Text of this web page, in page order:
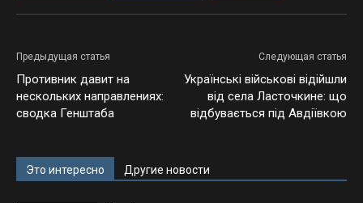
Предыдущая статья
Противник давит на
нескольких направлениях:
сводка Генштаба
Следующая статья
Українські військові відійшли
від села Ласточкине: що
відбувається під Авдіївкою
Это интересно Другие новости